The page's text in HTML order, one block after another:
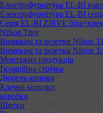
Електрофурнітура EL-BI
Електрофурнітура EL-BI
Серія EL-BI ZIRVE
Nilson Thor
Вимикачі та розетки Nilson
Вимикачі та розетки Nilson
Монтажна продукція
Ізоляційна стрічка
Дюбель-ялинки
Клемні колодки
коробки
Щитки